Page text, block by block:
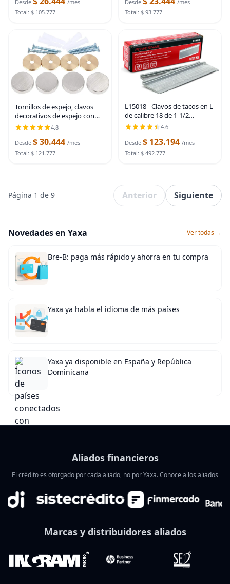
pulgar, tachuelas de cabeza
Desde
/mes
Total: $ 105.777
de pared y madera
Desde
/mes
Total: $ 93.777
Tornillos de espejo, clavos
decorativos de espejo con
tapa de latón, 1 pulgada,
níquel satinado, paquete de 4
Círculo: 1.0 in
4.8
Desde $ 30.444 /mes
Total: $ 121.777
L15018 - Clavos de tacos en L
de calibre 18 de 1-1/2
pulgadas de longitud (caja de
4.6
Desde $ 123.194 /mes
Total: $ 492.777
Página 1 de 9 Anterior Siguiente
Novedades en Yaxa Ver todas →
Bre-B: paga más rápido y ahorra en tu compra
Yaxa ya habla el idioma de más países
Yaxa ya disponible en España y República
Dominicana
Aliados financieros
El crédito es otorgado por cada aliado, no por Yaxa.Conoce a los aliados
Marcas y distribuidores aliados